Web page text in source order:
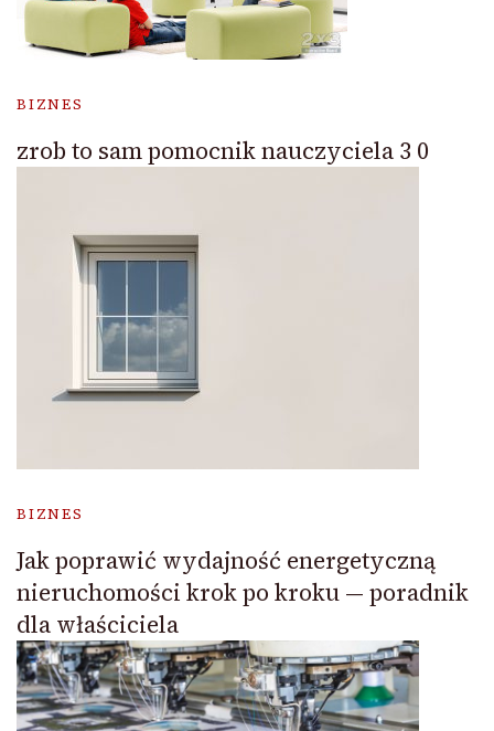
BIZNES
zrob to sam pomocnik nauczyciela 3 0
BIZNES
Jak poprawić wydajność energetyczną
nieruchomości krok po kroku — poradnik
dla właściciela